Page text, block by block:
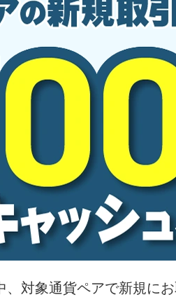
、対象通貨ペアで新規に